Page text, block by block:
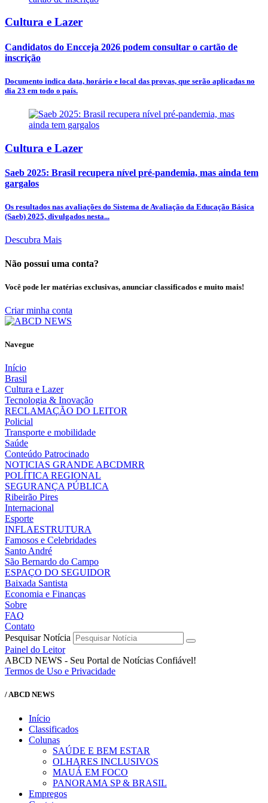
Cultura e Lazer
Candidatos do Encceja 2026 podem consultar o cartão de
inscrição
Documento indica data, horário e local das provas, que serão aplicadas no
dia 23 em todo o país.
Cultura e Lazer
Saeb 2025: Brasil recupera nível pré-pandemia, mas ainda tem
gargalos
Os resultados nas avaliações do Sistema de Avaliação da Educação Básica
(Saeb) 2025, divulgados nesta...
Descubra Mais
Não possui uma conta?
Você pode ler matérias exclusivas, anunciar classificados e muito mais!
Criar minha conta
Navegue
Início
Brasil
Cultura e Lazer
Tecnologia & Inovação
RECLAMAÇÃO DO LEITOR
Policial
Transporte e mobilidade
Saúde
Conteúdo Patrocinado
NOTICIAS GRANDE ABCDMRR
POLÍTICA REGIONAL
SEGURANÇA PÚBLICA
Ribeirão Pires
Internacional
Esporte
INFLAESTRUTURA
Famosos e Celebridades
Santo André
São Bernardo do Campo
ESPAÇO DO SEGUIDOR
Baixada Santista
Economia e Finanças
Sobre
FAQ
Contato
Pesquisar Notícia
Painel do Leitor
ABCD NEWS - Seu Portal de Notícias Confiável!
Termos de Uso e Privacidade
/ ABCD NEWS
Início
Classificados
Colunas
SAÚDE E BEM ESTAR
OLHARES INCLUSIVOS
MAUÁ EM FOCO
PANORAMA SP & BRASIL
Empregos